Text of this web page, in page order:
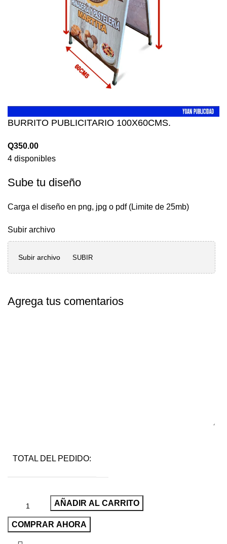
BURRITO PUBLICITARIO 100X60CMS.
Q350.00
4 disponibles
Sube tu diseño
Carga el diseño en png, jpg o pdf (Limite de 25mb)
Subir archivo
Subir archivo SUBIR
Agrega tus comentarios
TOTAL DEL PEDIDO:
AÑADIR AL CARRITO
COMPRAR AHORA